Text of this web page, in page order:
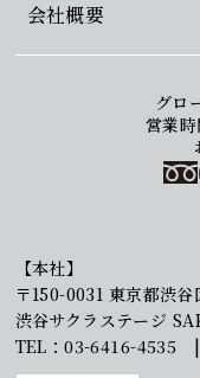
会社概要
グロ
営業
【本社】
〒150-0031 東京都渋谷
渋谷サクラステージ
TEL：03-6416-4535